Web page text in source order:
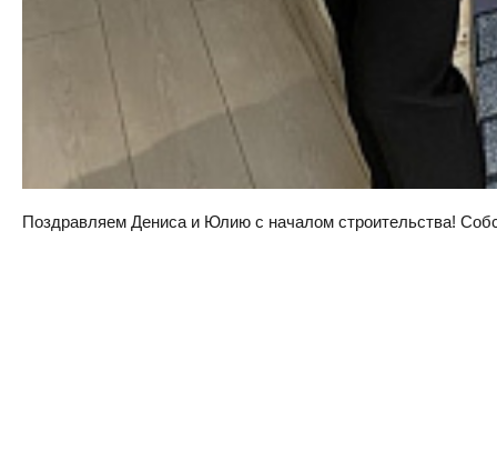
Поздравляем Дениса и Юлию с началом строительства!